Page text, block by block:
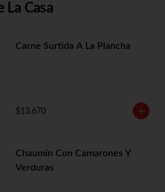
La Casa
Carne Surtida A La Plancha
$13.670
Chaumín Con Camarones Y
Verduras